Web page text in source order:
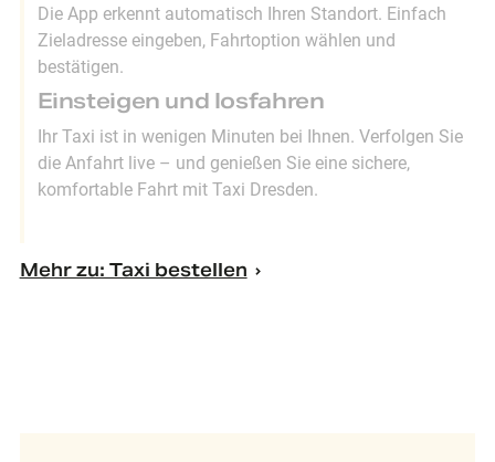
Die App erkennt automatisch Ihren Standort. Einfach
Zieladresse eingeben, Fahrtoption wählen und
bestätigen.
Einsteigen und losfahren
Ihr Taxi ist in wenigen Minuten bei Ihnen. Verfolgen Sie
die Anfahrt live – und genießen Sie eine sichere,
komfortable Fahrt mit Taxi Dresden.
Mehr zu: Taxi bestellen